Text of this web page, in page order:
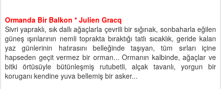
Ormanda Bir Balkon * Julien Gracq
Sivri yapraklı, sık dallı ağaçlarla çevrili bir sığınak, sonbaharla eğilen
güneş ışınlarının nemli toprakta bıraktığı tatlı sıcaklık, geride kalan
yaz günlerinin hatırasını belleğinde taşıyan, tüm sırları içine
hapseden geçit vermez bir orman... Ormanın kalbinde, ağaçlar ve
bitki örtüsüyle bütünleşmiş rutubetli, alçak tavanlı, yorgun bir
koruganı kendine yuva bellemiş bir asker...